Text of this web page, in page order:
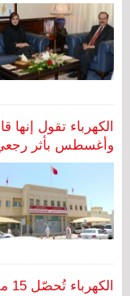
الكهرباء تقول إنها
وأغسطس بأثر